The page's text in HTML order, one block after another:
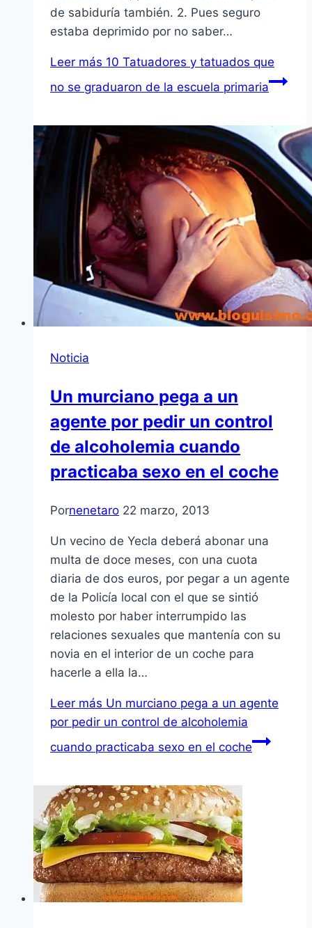
de sabiduría también. 2. Pues seguro
estaba deprimido por no saber…
Leer más 10 Tatuadores y tatuados que
no se graduaron de la escuela primaria
Noticia
Un murciano pega a un
agente por pedir un control
de alcoholemia cuando
practicaba sexo en el coche
Pornenetaro 22 marzo, 2013
Un vecino de Yecla deberá abonar una
multa de doce meses, con una cuota
diaria de dos euros, por pegar a un agente
de la Policí­a local con el que se sintió
molesto por haber interrumpido las
relaciones sexuales que mantení­a con su
novia en el interior de un coche para
hacerle a ella la…
Leer más Un murciano pega a un agente
por pedir un control de alcoholemia
cuando practicaba sexo en el coche